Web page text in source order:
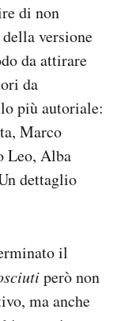
di non
versione
da attirare
da
più autoriale:
Marco
Leo, Alba
dettaglio
il
però non
ma anche